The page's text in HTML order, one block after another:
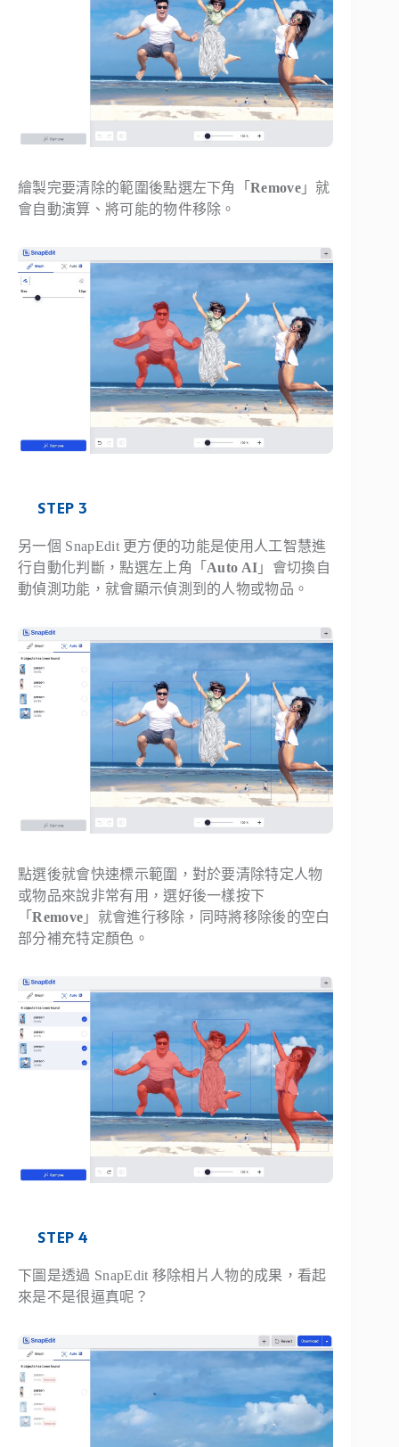
繪製完要清除的範圍後點選左下角「Remove 」就
會自動演算、將可能的物件移除。
STEP 3
另一個 SnapEdit 更方便的功能是使用人工智慧進
行自動化判斷，點選左上角「 Auto AI 」會切換自
動偵測功能，就會顯示偵測到的人物或物品。
點選後就會快速標示範圍，對於要清除特定人物
或物品來說非常有用，選好後一樣按下
「Remove 」就會進行移除，同時將移除後的空白
部分補充特定顏色。
STEP 4
下圖是透過 SnapEdit 移除相片人物的成果，看起
來是不是很逼真呢？